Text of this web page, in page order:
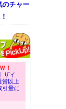
のチャー
！
ザイ
貨以上
引量に